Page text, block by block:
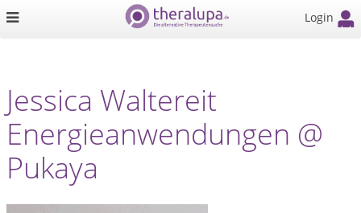
Login
Jessica Waltereit
Energieanwendungen @
Pukaya